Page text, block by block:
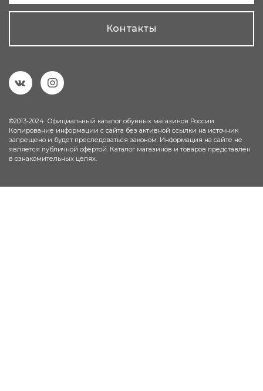
Контакты
©2013-2024. Официальный каталог обувных магазинов России.
Копирование информации с сайта без активной ссылки на источник
запрещено и будет преследоваться законом. Информация на сайте не
является публичной офёртой. Каталог магазинов и товаров представлен
в ознакомительных целях.